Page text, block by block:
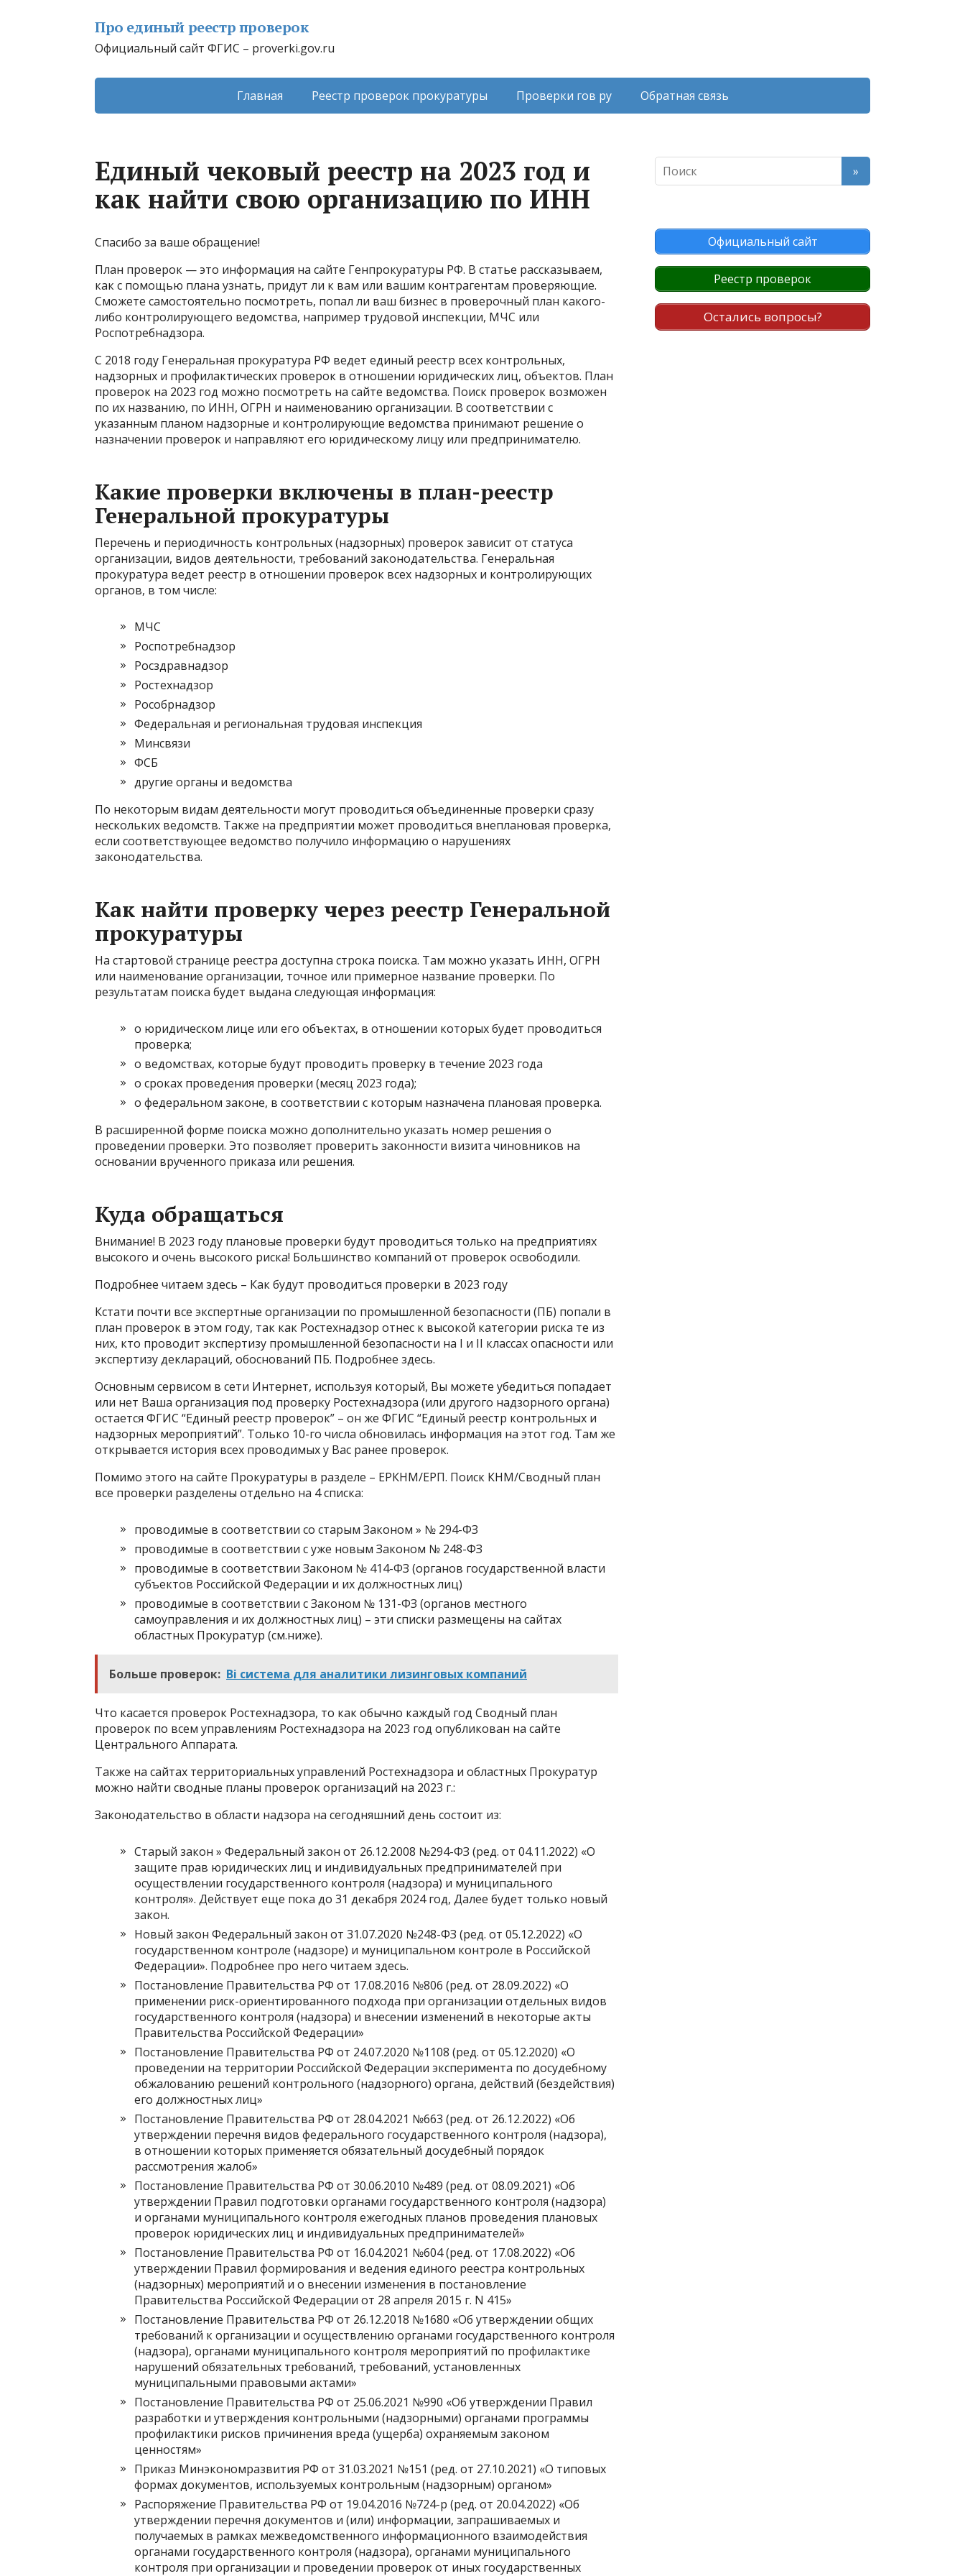
Про единый реестр проверок
Официальный сайт ФГИС – proverki.gov.ru
Главная Реестр проверок прокуратуры Проверки гов ру Обратная связь
Единый чековый реестр на 2023 год и
как найти свою организацию по ИНН
Спасибо за ваше обращение!
План проверок — это информация на сайте Генпрокуратуры РФ. В статье рассказываем,
как с помощью плана узнать, придут ли к вам или вашим контрагентам проверяющие.
Сможете самостоятельно посмотреть, попал ли ваш бизнес в проверочный план какого-
либо контролирующего ведомства, например трудовой инспекции, МЧС или
Роспотребнадзора.
С 2018 году Генеральная прокуратура РФ ведет единый реестр всех контрольных,
надзорных и профилактических проверок в отношении юридических лиц, объектов. План
проверок на 2023 год можно посмотреть на сайте ведомства. Поиск проверок возможен
по их названию, по ИНН, ОГРН и наименованию организации. В соответствии с
указанным планом надзорные и контролирующие ведомства принимают решение о
назначении проверок и направляют его юридическому лицу или предпринимателю.
Какие проверки включены в план-реестр
Генеральной прокуратуры
Перечень и периодичность контрольных (надзорных) проверок зависит от статуса
организации, видов деятельности, требований законодательства. Генеральная
прокуратура ведет реестр в отношении проверок всех надзорных и контролирующих
органов, в том числе:
МЧС
Роспотребнадзор
Росздравнадзор
Ростехнадзор
Рособрнадзор
Федеральная и региональная трудовая инспекция
Минсвязи
ФСБ
другие органы и ведомства
По некоторым видам деятельности могут проводиться объединенные проверки сразу
нескольких ведомств. Также на предприятии может проводиться внеплановая проверка,
если соответствующее ведомство получило информацию о нарушениях
законодательства.
Как найти проверку через реестр Генеральной
прокуратуры
На стартовой странице реестра доступна строка поиска. Там можно указать ИНН, ОГРН
или наименование организации, точное или примерное название проверки. По
результатам поиска будет выдана следующая информация:
о юридическом лице или его объектах, в отношении которых будет проводиться
проверка;
о ведомствах, которые будут проводить проверку в течение 2023 года
о сроках проведения проверки (месяц 2023 года);
о федеральном законе, в соответствии с которым назначена плановая проверка.
В расширенной форме поиска можно дополнительно указать номер решения о
проведении проверки. Это позволяет проверить законности визита чиновников на
основании врученного приказа или решения.
Куда обращаться
Внимание! В 2023 году плановые проверки будут проводиться только на предприятиях
высокого и очень высокого риска! Большинство компаний от проверок освободили.
Подробнее читаем здесь – Как будут проводиться проверки в 2023 году
Кстати почти все экспертные организации по промышленной безопасности (ПБ) попали в
план проверок в этом году, так как Ростехнадзор отнес к высокой категории риска те из
них, кто проводит экспертизу промышленной безопасности на I и II классах опасности или
экспертизу деклараций, обоснований ПБ. Подробнее здесь.
Основным сервисом в сети Интернет, используя который, Вы можете убедиться попадает
или нет Ваша организация под проверку Ростехнадзора (или другого надзорного органа)
остается ФГИС “Единый реестр проверок” – он же ФГИС “Единый реестр контрольных и
надзорных мероприятий”. Только 10-го числа обновилась информация на этот год. Там же
открывается история всех проводимых у Вас ранее проверок.
Помимо этого на сайте Прокуратуры в разделе – ЕРКНМ/ЕРП. Поиск КНМ/Сводный план
все проверки разделены отдельно на 4 списка:
проводимые в соответствии со старым Законом » № 294-ФЗ
проводимые в соответствии с уже новым Законом № 248-ФЗ
проводимые в соответствии Законом № 414-ФЗ (органов государственной власти
субъектов Российской Федерации и их должностных лиц)
проводимые в соответствии с Законом № 131-ФЗ (органов местного
самоуправления и их должностных лиц) – эти списки размещены на сайтах
областных Прокуратур (см.ниже).
Больше проверок: Bi система для аналитики лизинговых компаний
Что касается проверок Ростехнадзора, то как обычно каждый год Сводный план
проверок по всем управлениям Ростехнадзора на 2023 год опубликован на сайте
Центрального Аппарата.
Также на сайтах территориальных управлений Ростехнадзора и областных Прокуратур
можно найти сводные планы проверок организаций на 2023 г.:
Законодательство в области надзора на сегодняшний день состоит из:
Старый закон » Федеральный закон от 26.12.2008 №294-ФЗ (ред. от 04.11.2022) «О
защите прав юридических лиц и индивидуальных предпринимателей при
осуществлении государственного контроля (надзора) и муниципального
контроля». Действует еще пока до 31 декабря 2024 год, Далее будет только новый
закон.
Новый закон Федеральный закон от 31.07.2020 №248-ФЗ (ред. от 05.12.2022) «О
государственном контроле (надзоре) и муниципальном контроле в Российской
Федерации». Подробнее про него читаем здесь.
Постановление Правительства РФ от 17.08.2016 №806 (ред. от 28.09.2022) «О
применении риск-ориентированного подхода при организации отдельных видов
государственного контроля (надзора) и внесении изменений в некоторые акты
Правительства Российской Федерации»
Постановление Правительства РФ от 24.07.2020 №1108 (ред. от 05.12.2020) «О
проведении на территории Российской Федерации эксперимента по досудебному
обжалованию решений контрольного (надзорного) органа, действий (бездействия)
его должностных лиц»
Постановление Правительства РФ от 28.04.2021 №663 (ред. от 26.12.2022) «Об
утверждении перечня видов федерального государственного контроля (надзора),
в отношении которых применяется обязательный досудебный порядок
рассмотрения жалоб»
Постановление Правительства РФ от 30.06.2010 №489 (ред. от 08.09.2021) «Об
утверждении Правил подготовки органами государственного контроля (надзора)
и органами муниципального контроля ежегодных планов проведения плановых
проверок юридических лиц и индивидуальных предпринимателей»
Постановление Правительства РФ от 16.04.2021 №604 (ред. от 17.08.2022) «Об
утверждении Правил формирования и ведения единого реестра контрольных
(надзорных) мероприятий и о внесении изменения в постановление
Правительства Российской Федерации от 28 апреля 2015 г. N 415»
Постановление Правительства РФ от 26.12.2018 №1680 «Об утверждении общих
требований к организации и осуществлению органами государственного контроля
(надзора), органами муниципального контроля мероприятий по профилактике
нарушений обязательных требований, требований, установленных
муниципальными правовыми актами»
Постановление Правительства РФ от 25.06.2021 №990 «Об утверждении Правил
разработки и утверждения контрольными (надзорными) органами программы
профилактики рисков причинения вреда (ущерба) охраняемым законом
ценностям»
Приказ Минэкономразвития РФ от 31.03.2021 №151 (ред. от 27.10.2021) «О типовых
формах документов, используемых контрольным (надзорным) органом»
Распоряжение Правительства РФ от 19.04.2016 №724-р (ред. от 20.04.2022) «Об
утверждении перечня документов и (или) информации, запрашиваемых и
получаемых в рамках межведомственного информационного взаимодействия
органами государственного контроля (надзора), органами муниципального
контроля при организации и проведении проверок от иных государственных
Официальный сайт
Реестр проверок
Остались вопросы?